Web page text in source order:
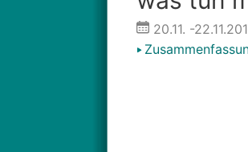
20.11. -